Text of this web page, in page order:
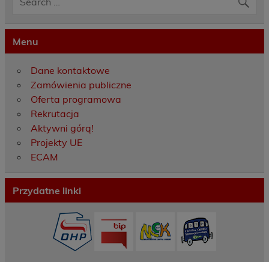
Menu
Dane kontaktowe
Zamówienia publiczne
Oferta programowa
Rekrutacja
Aktywni górą!
Projekty UE
ECAM
Przydatne linki